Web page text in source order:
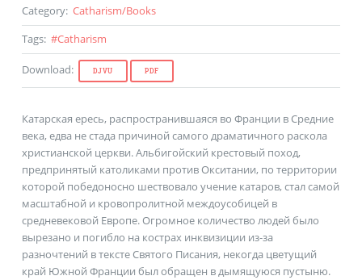
Category: Catharism/Books
Tags: #Catharism
Download: DJVU PDF
Катарская ересь, распространившаяся во Франции в Средние
века, едва не стада причиной самого драматичного раскола
христианской церкви. Альбигойский крестовый поход,
предпринятый католиками против Окситании, по территории
которой победоносно шествовало учение катаров, стал самой
масштабной и кровопролитной междоусобицей в
средневековой Европе. Огромное количество людей было
вырезано и погибло на кострах инквизиции из-за
разночтений в тексте Святого Писания, некогда цветущий
край Южной Франции был обращен в дымящуюся пустыню.